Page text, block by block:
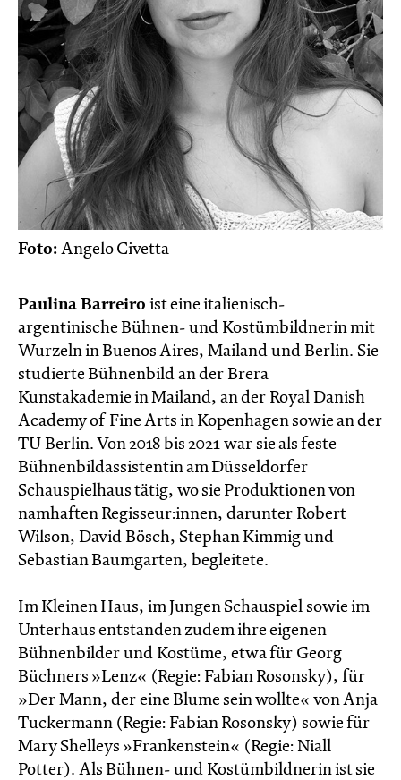
Foto: Angelo Civetta
Paulina Barreiro ist eine italienisch-
argentinische Bühnen- und Kostümbildnerin mit
Wurzeln in Buenos Aires, Mailand und Berlin. Sie
studierte Bühnenbild an der Brera
Kunstakademie in Mailand, an der Royal Danish
Academy of Fine Arts in Kopenhagen sowie an der
TU Berlin. Von 2018 bis 2021 war sie als feste
Bühnenbildassistentin am Düsseldorfer
Schauspielhaus tätig, wo sie Produktionen von
namhaften Regisseur:innen, darunter Robert
Wilson, David Bösch, Stephan Kimmig und
Sebastian Baumgarten, begleitete.
Im Kleinen Haus, im Jungen Schauspiel sowie im
Unterhaus entstanden zudem ihre eigenen
Bühnenbilder und Kostüme, etwa für Georg
Büchners »Lenz« (Regie: Fabian Rosonsky), für
»Der Mann, der eine Blume sein wollte« von Anja
Tuckermann (Regie: Fabian Rosonsky) sowie für
Mary Shelleys »Frankenstein« (Regie: Niall
Potter). Als Bühnen- und Kostümbildnerin ist sie